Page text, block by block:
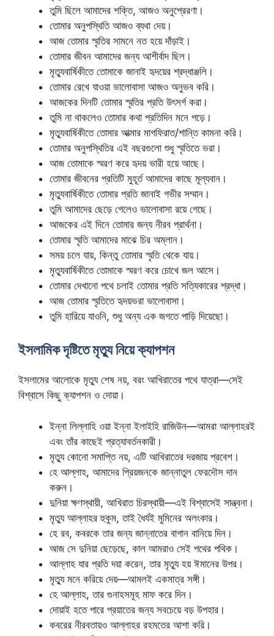
তুমি ছিলে আমাদের শক্তি, আজও অনুপ্রেরণা।
তোমার অনুপস্থিতি আজও ব্যথা দেয়।
আজ তোমার স্মৃতির সামনে নত হয়ে দাঁড়াই।
তোমার জীবন আমাদের জন্য আশীর্বাদ ছিল।
মৃত্যুবার্ষিকীতে তোমাকে জানাই হৃদয়ের শ্রদ্ধাঞ্জলি।
তোমার রেখে যাওয়া ভালোবাসা আজও অনুভব করি।
আজকের দিনটি তোমার স্মৃতির প্রতি উৎসর্গ করা।
তুমি না থাকলেও তোমার কথা প্রতিদিন মনে পড়ে।
মৃত্যুবার্ষিকীতে তোমার আত্মার মাগফিরাত/শান্তি কামনা করি।
তোমার অনুপস্থিতির এই বছরগুলো শুধু স্মৃতিতে ভরা।
আজ তোমাকে স্মরণ করে হৃদয় ভারী হয়ে আছে।
তোমার জীবনের প্রতিটি মুহূর্ত আমাদের কাছে মূল্যবান।
মৃত্যুবার্ষিকীতে তোমার প্রতি জানাই গভীর সম্মান।
তুমি আমাদের ছেড়ে গেলেও ভালোবাসা রয়ে গেছে।
আজকের এই দিনে তোমার জন্য নীরব প্রার্থনা।
তোমার স্মৃতি আমাদের মাঝে চির অম্লান।
সময় চলে যায়, কিন্তু তোমার স্মৃতি থেকে যায়।
মৃত্যুবার্ষিকীতে তোমাকে স্মরণ করে চোখে জল আসে।
তোমার দেখানো পথে চলাই তোমার প্রতি সত্যিকারের শ্রদ্ধা।
আজ তোমার স্মৃতিতে হৃদয়ভরা ভালোবাসা।
তুমি হারিয়ে যাওনি, শুধু অন্য এক জগতে পাড়ি দিয়েছো।
ইসলামিক দৃষ্টিতে মৃত্যু নিয়ে ক্যাপশন
ইসলামের আলোকে মৃত্যু শেষ নয়, বরং আখিরাতের পথে যাত্রা—সেই
বিশ্বাসে কিছু ক্যাপশন ও দোয়া।
ইন্না লিল্লাহি ওয়া ইন্না ইলাইহি রাজিউন—আমরা আল্লাহরই
এবং তাঁর কাছেই প্রত্যাবর্তনকারী।
মৃত্যু কোনো সমাপ্তি নয়, এটি আখিরাতের দরজায় প্রবেশ।
হে আল্লাহ, আমাদের প্রিয়জনকে জান্নাতুল ফেরদৌস দান
করুন।
দুনিয়া ক্ষণস্থায়ী, আখিরাত চিরস্থায়ী—এই বিশ্বাসেই সান্ত্বনা।
মৃত্যু আল্লাহর হুকুম, তাই ধৈর্যই মুমিনের অলংকার।
হে রব, কবরকে তার জন্য জান্নাতের বাগান বানিয়ে দিন।
আজ সে দুনিয়া ছেড়েছে, কাল আমরাও সেই পথের পথিক।
আল্লাহ যার প্রতি দয়া করেন, তার মৃত্যু হয় ঈমানের উপর।
মৃত্যু মনে করিয়ে দেয়—আমলই একমাত্র সঙ্গী।
হে আল্লাহ, তার গুনাহসমূহ মাফ করে দিন।
দোয়াই হতে পারে প্রয়াতের জন্য সবচেয়ে বড় উপহার।
কবরের নীরবতায়ও আল্লাহর রহমতের আশা করি।